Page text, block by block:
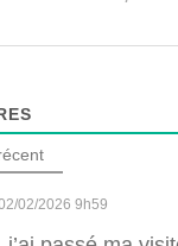
02/2026 9h59